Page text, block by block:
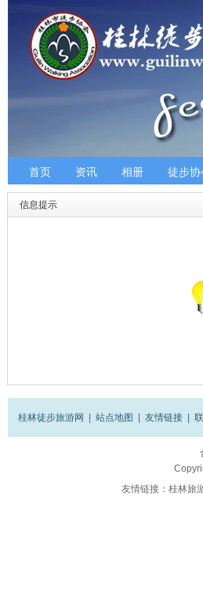
首页 资讯 相册 徒步协
信息提示
桂林徒步旅游网 站点地图 友情链接
友情链接： 桂林旅